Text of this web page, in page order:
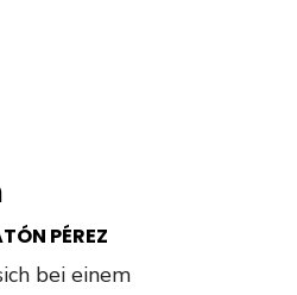
PÉREZ
bei einem